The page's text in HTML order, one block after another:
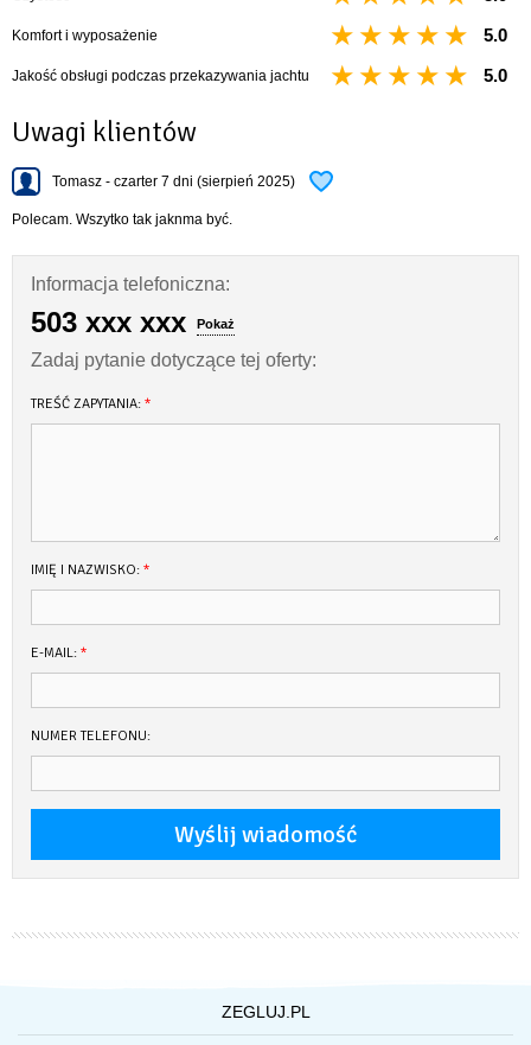
Komfort i wyposażenie 5.0
Jakość obsługi podczas przekazywania jachtu 5.0
Uwagi klientów
Tomasz - czarter 7 dni (sierpień 2025)
Polecam. Wszytko tak jaknma być.
Informacja telefoniczna:
503 xxx xxx Pokaż
Zadaj pytanie dotyczące tej oferty:
TREŚĆ ZAPYTANIA: *
IMIĘ I NAZWISKO: *
E-MAIL: *
NUMER TELEFONU:
ZEGLUJ.PL